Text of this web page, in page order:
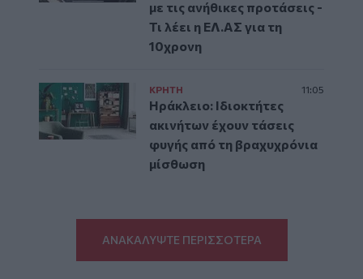
με τις ανήθικες προτάσεις -
Τι λέει η ΕΛ.ΑΣ για τη
10χρονη
ΚΡΗΤΗ 11:05
Ηράκλειο: Ιδιοκτήτες
ακινήτων έχουν τάσεις
φυγής από τη βραχυχρόνια
μίσθωση
ΑΝΑΚΑΛΥΨΤΕ ΠΕΡΙΣΣΟΤΕΡΑ